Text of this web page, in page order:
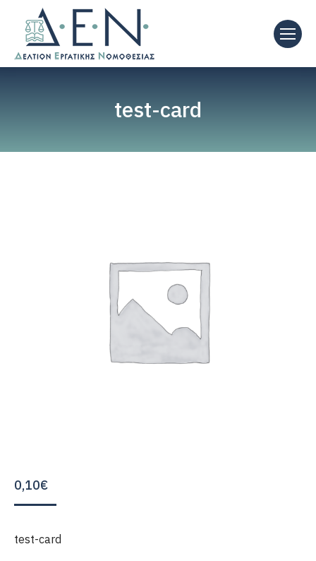
test-card
0,10€
test-card